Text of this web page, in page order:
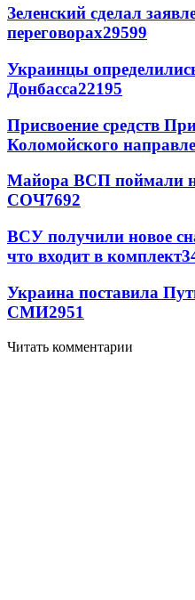
Зеленский сделал
переговорах29599
Украинцы
Донбасса22195
Присвоение средств
Коломойского
Майора ВСП поймали
СОЧ7692
ВСУ получили новое
что входит в комплект
Украина поставила
СМИ2951
Читать комментарии